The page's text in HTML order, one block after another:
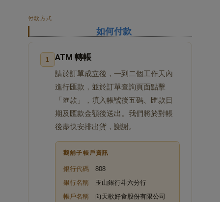
付款方式
如何付款
1 ATM 轉帳
請於訂單成立後，一到二個工作天內
進行匯款，並於訂單查詢頁面點擊
「匯款」，填入帳號後五碼、匯款日
期及匯款金額後送出。我們將於對帳
後盡快安排出貨，謝謝。
鵝舖子帳戶資訊
銀行代碼808
銀行名稱玉山銀行斗六分行
帳戶名稱向天歌好食股份有限公司